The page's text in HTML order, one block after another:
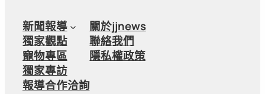
新聞報導
獨家觀點
寵物專區
獨家專訪
報導合作洽詢
關於jjnews
聯絡我們
隱私權政策